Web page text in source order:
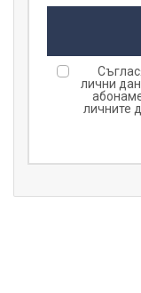
лични
личните